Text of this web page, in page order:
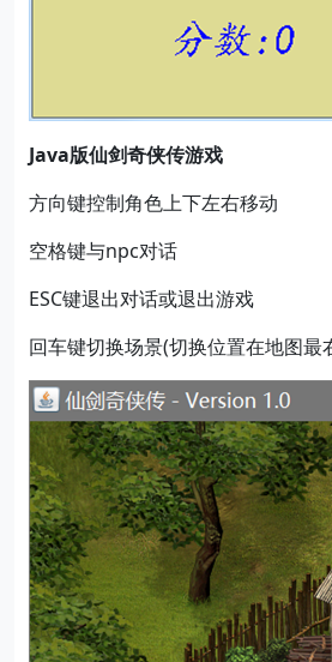
Java版仙剑奇侠传游戏
方向键控制角色上下左右移动
空格键与npc对话
ESC键退出对话或退出游戏
回车键切换场景(切换位置在地图最